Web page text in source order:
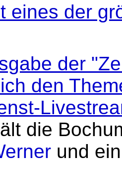
eines der
der
den
die
und